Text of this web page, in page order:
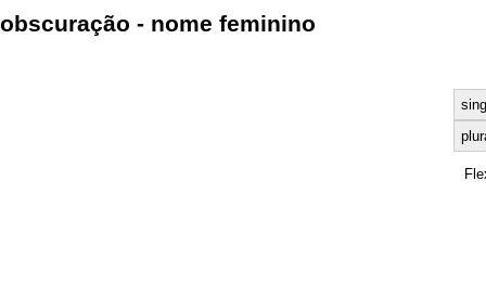
obscuração - nome feminino